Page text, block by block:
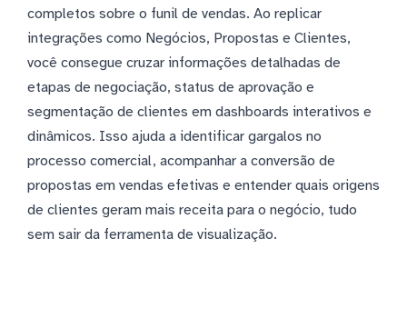
completos sobre o funil de vendas. Ao replicar
integrações como Negócios, Propostas e Clientes,
você consegue cruzar informações detalhadas de
etapas de negociação, status de aprovação e
segmentação de clientes em dashboards interativos e
dinâmicos. Isso ajuda a identificar gargalos no
processo comercial, acompanhar a conversão de
propostas em vendas efetivas e entender quais origens
de clientes geram mais receita para o negócio, tudo
sem sair da ferramenta de visualização.